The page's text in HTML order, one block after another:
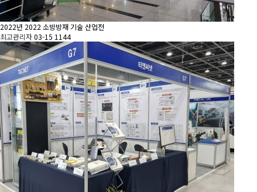
2022년 2022 소방방재 기술 산업전
최고관리자03-15 1144